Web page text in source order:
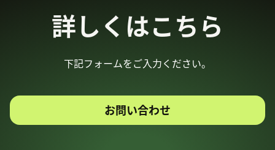
詳しくはこちら
下記フォームをご入力ください。
お問い合わせ